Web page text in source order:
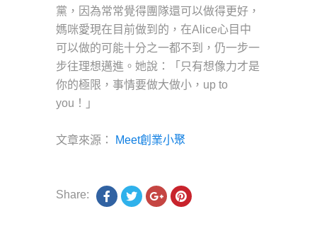
黨，因為常常覺得團隊還可以做得更好，
媽咪愛現在目前做到的，在Alice心目中
可以做的可能十分之一都不到，仍一步一
步往理想邁進。她說：「只有想像力才是
你的極限，事情要做大做小，up to
you！」
文章來源： Meet創業小聚
Share: